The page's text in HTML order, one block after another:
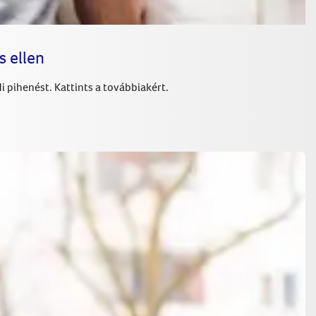
ellen
pihenést. Kattints a továbbiakért.